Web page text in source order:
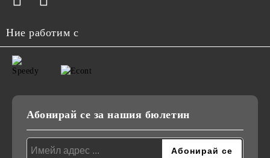
Ние работим с
Абонирай се за нашия бюлетин